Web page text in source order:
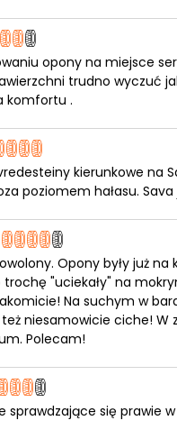
opony na miejsce
trudno wyczuć
komfortu .
kierunkowe na
poziomem hałasu.
Opony były już na
"uciekały" na
Na suchym w
niesamowicie ciche! W
Polecam!
sprawdzające się prawie